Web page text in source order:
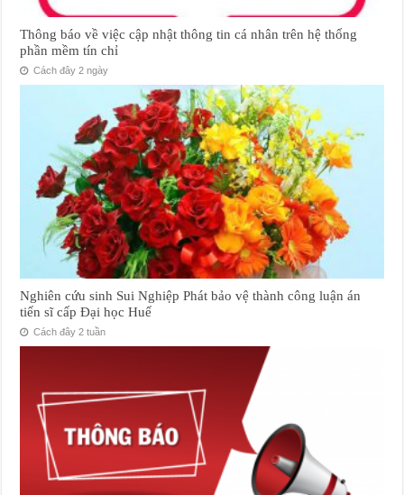
Thông báo về việc cập nhật thông tin cá nhân trên hệ thống
phần mềm tín chỉ
Cách đây 2 ngày
Nghiên cứu sinh Sui Nghiệp Phát bảo vệ thành công luận án
tiến sĩ cấp Đại học Huế
Cách đây 2 tuần